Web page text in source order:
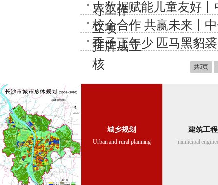
导工作​
大数据赋能儿童友好
立项
校企合作 共赢未来丨
挂牌成立
季子正年少 匹马黑貂
核
共6页
城乡规划
Urban and rural planning
建筑工程
municipal